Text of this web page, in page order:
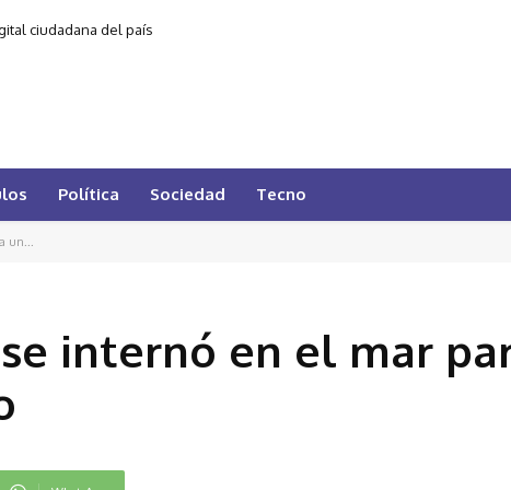
ciudadana del país
Política Sociedad Tecno
un...
internó en el mar